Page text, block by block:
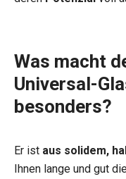
Was macht
Universal-
besonders?
Er ist aus solidem,
Ihnen lange und gut